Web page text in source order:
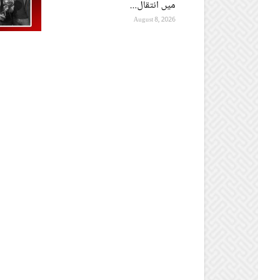
میں انتقال...
August 8, 2026